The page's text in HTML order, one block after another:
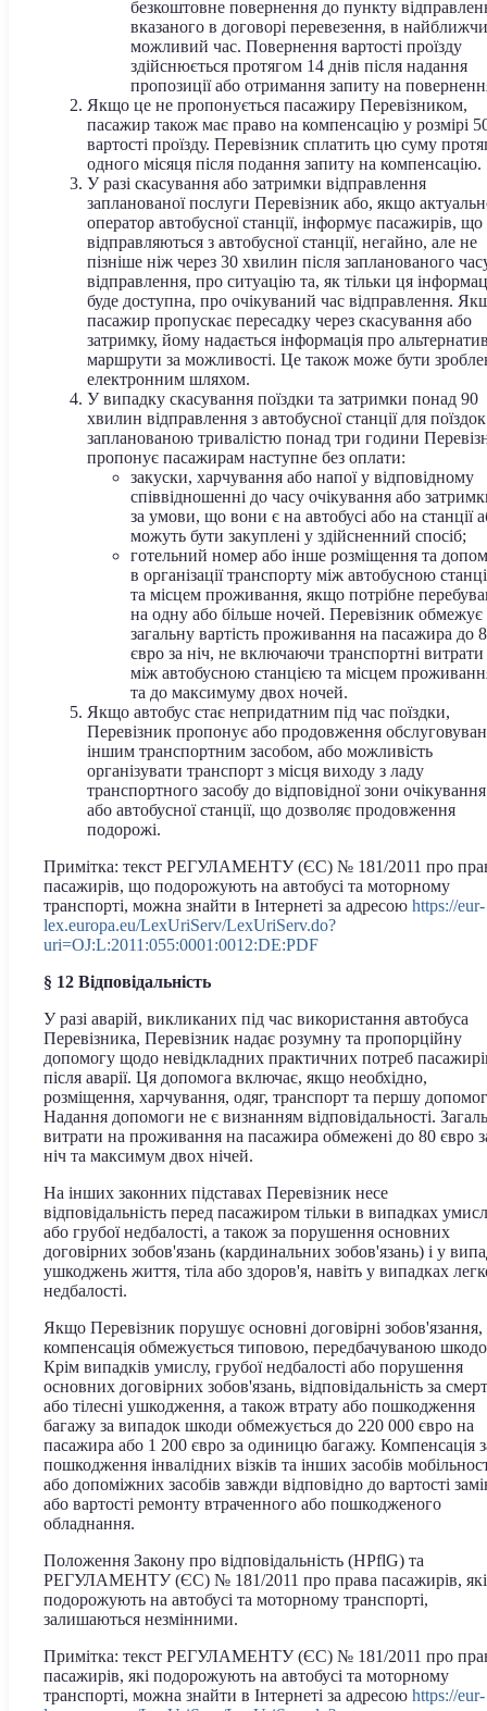
безкоштовне повернення до пункту
вказаного в договорі перевезення, в
можливий час. Повернення вартості проїзду
здійснюється протягом 14 днів після надання
пропозиції або отримання запиту на
Якщо це не пропонується пасажиру Перевізником,
пасажир також має право на компенсацію у розмірі
вартості проїзду. Перевізник сплатить цю суму
одного місяця після подання запиту на компенсацію.
У разі скасування або затримки відправлення
запланованої послуги Перевізник або, якщо
оператор автобусної станції, інформує пасажирів, що
відправляються з автобусної станції, негайно, але не
пізніше ніж через 30 хвилин після запланованого
відправлення, про ситуацію та, як тільки ця
буде доступна, про очікуваний час відправлення.
пасажир пропускає пересадку через скасування або
затримку, йому надається інформація про
маршрути за можливості. Це також може бути
електронним шляхом.
У випадку скасування поїздки та затримки понад 90
хвилин відправлення з автобусної станції для
запланованою тривалістю понад три години
пропонує пасажирам наступне без оплати:
закуски, харчування або напої у відповідному
співвідношенні до часу очікування або
за умови, що вони є на автобусі або на станції
можуть бути закуплені у здійсненний спосіб;
готельний номер або інше розміщення та
в організації транспорту між автобусною
та місцем проживання, якщо потрібне
на одну або більше ночей. Перевізник обмежує
загальну вартість проживання на пасажира до
євро за ніч, не включаючи транспортні витрати
між автобусною станцією та місцем
та до максимуму двох ночей.
Якщо автобус стає непридатним під час поїздки,
Перевізник пропонує або продовження
іншим транспортним засобом, або можливість
організувати транспорт з місця виходу з ладу
транспортного засобу до відповідної зони очікування
або автобусної станції, що дозволяє продовження
подорожі.
Примітка: текст РЕГУЛАМЕНТУ (ЄС) № 181/2011 про
пасажирів, що подорожують на автобусі та моторному
транспорті, можна знайти в Інтернеті за адресою https://eur-
lex.europa.eu/LexUriServ/LexUriServ.do?
uri=OJ:L:2011:055:0001:0012:DE:PDF
§ 12 Відповідальність
У разі аварій, викликаних під час використання автобуса
Перевізника, Перевізник надає розумну та пропорційну
допомогу щодо невідкладних практичних потреб
після аварії. Ця допомога включає, якщо необхідно,
розміщення, харчування, одяг, транспорт та першу
Надання допомоги не є визнанням відповідальності.
витрати на проживання на пасажира обмежені до 80 євро
ніч та максимум двох нічей.
На інших законних підставах Перевізник несе
відповідальність перед пасажиром тільки в випадках
або грубої недбалості, а також за порушення основних
договірних зобов'язань (кардинальних зобов'язань) і у
ушкоджень життя, тіла або здоров'я, навіть у випадках
недбалості.
Якщо Перевізник порушує основні договірні зобов'язання,
компенсація обмежується типовою, передбачуваною
Крім випадків умислу, грубої недбалості або порушення
основних договірних зобов'язань, відповідальність за
або тілесні ушкодження, а також втрату або пошкодження
багажу за випадок шкоди обмежується до 220 000 євро на
пасажира або 1 200 євро за одиницю багажу. Компенсація
пошкодження інвалідних візків та інших засобів
або допоміжних засобів завжди відповідно до вартості
або вартості ремонту втраченного або пошкодженого
обладнання.
Положення Закону про відповідальність (HPflG) та
РЕГУЛАМЕНТУ (ЄС) № 181/2011 про права пасажирів, які
подорожують на автобусі та моторному транспорті,
залишаються незмінними.
Примітка: текст РЕГУЛАМЕНТУ (ЄС) № 181/2011 про
пасажирів, які подорожують на автобусі та моторному
транспорті, можна знайти в Інтернеті за адресою https://eur-